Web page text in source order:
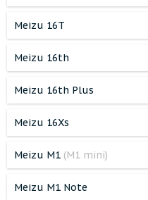
Meizu 16T
Meizu 16th
Meizu 16th Plus
Meizu 16Xs
Meizu M1 (M1 mini)
Meizu M1 Note